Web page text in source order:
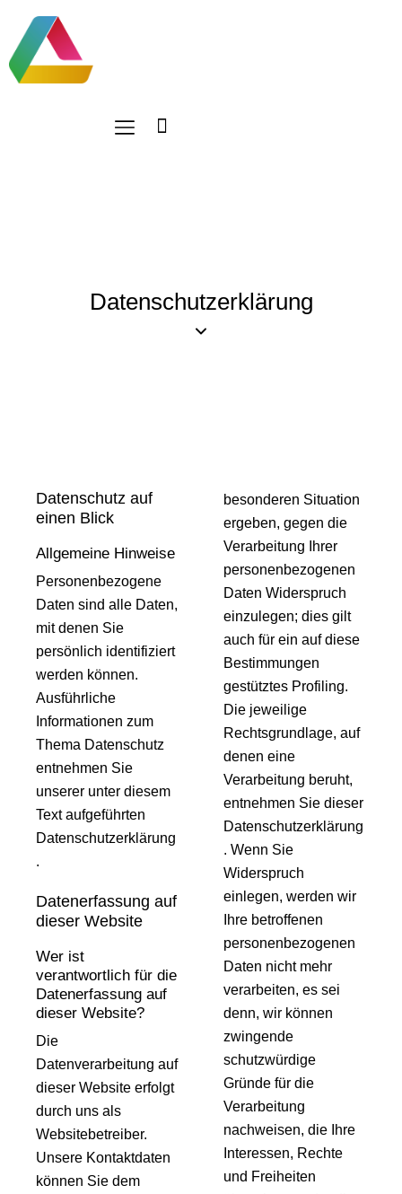
Datenschutzerklärung
Datenschutz auf
einen Blick
Allgemeine Hinweise
Personenbezogene
Daten sind alle Daten,
mit denen Sie
persönlich identifiziert
werden können.
Ausführliche
Informationen zum
Thema Datenschutz
entnehmen Sie
unserer unter diesem
Text aufgeführten
Datenschutzerklärung
.
Datenerfassung auf
dieser Website
Wer ist
verantwortlich für die
Datenerfassung auf
dieser Website?
Die
Datenverarbeitung auf
dieser Website erfolgt
durch uns als
Websitebetreiber.
Unsere Kontaktdaten
können Sie dem
besonderen Situation
ergeben, gegen die
Verarbeitung Ihrer
personenbezogenen
Daten Widerspruch
einzulegen; dies gilt
auch für ein auf diese
Bestimmungen
gestütztes Profiling.
Die jeweilige
Rechtsgrundlage, auf
denen eine
Verarbeitung beruht,
entnehmen Sie dieser
Datenschutzerklärung
. Wenn Sie
Widerspruch
einlegen, werden wir
Ihre betroffenen
personenbezogenen
Daten nicht mehr
verarbeiten, es sei
denn, wir können
zwingende
schutzwürdige
Gründe für die
Verarbeitung
nachweisen, die Ihre
Interessen, Rechte
und Freiheiten